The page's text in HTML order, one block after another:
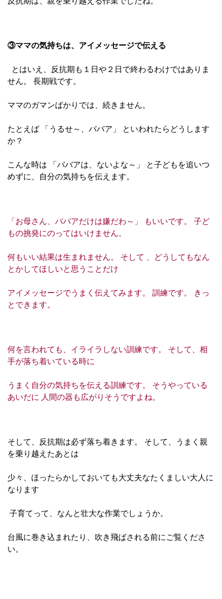
③ママの気持ちは、アイメッセージで伝える
とはいえ、反抗期も１日や２日で終わるわけではありま
せん。 長期戦です。
ママのガマンばかりでは、続きません。
たとえば 「うるせ～、ババア」 といわれたらどうします
か？
こんな時は 「ババアは、ないよな～」 と子どもを追いつ
めずに、自分の気持ちを伝えます。
「お母さん、ババアだけは嫌だわ～」 もいいです。 子ど
もの挑発にのってはいけません。
何もいい結果は生まれません。 そして 、どうしてもなん
とかしてほしいと思うことだけ
アイメッセージでうまく伝えてみます。 訓練です。 きっ
とできます。
何を言われても、イライラしない訓練です。 そして、相
手が落ち着いている時に
うまく自分の気持ちを伝える訓練です。 そうやっている
あいだに 人間の器も広がりそうですよね。
そして、反抗期は必ず落ち着きます。 そして、うまく親
を乗り越えたあとは
少々、ほったらかしておいても大丈夫なたくましい大人に
なります
子育てって、なんと壮大な作業でしょうか。
台風に巻き込まれたり、吹き飛ばされる前にご覧くださ
い。